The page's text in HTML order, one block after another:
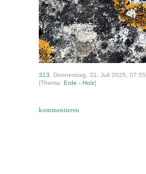
313 , Donnerstag, 31. Juli 2025, 07:55
[Thema: Erde - Holz]
kommentieren